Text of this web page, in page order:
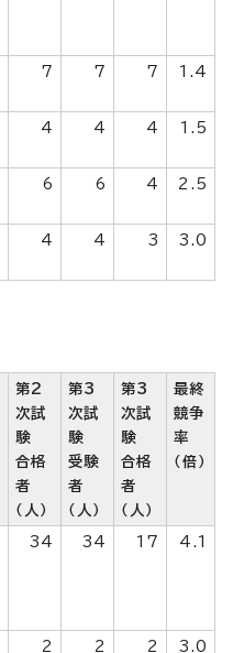
7 7 7 1.4
4 4 4 1.5
6 6 4 2.5
4 4 3 3.0
第2
次試
験
合格
者
（人）
第3
次試
験
受験
者
（人）
第3
次試
験
合格
者
（人）
最終
競争
率
（倍）
34 34 17 4.1
2 2 2 3.0